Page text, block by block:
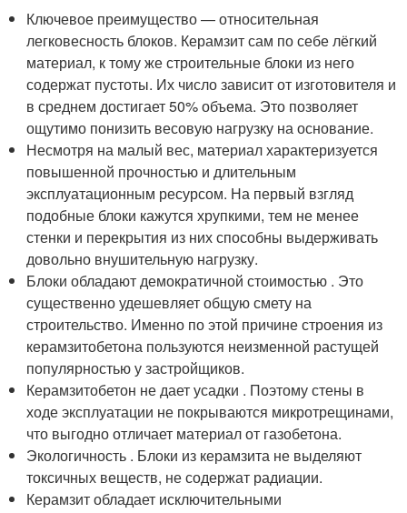
Ключевое преимущество — относительная
легковесность блоков. Керамзит сам по себе лёгкий
материал, к тому же строительные блоки из него
содержат пустоты. Их число зависит от изготовителя и
в среднем достигает 50% объема. Это позволяет
ощутимо понизить весовую нагрузку на основание.
Несмотря на малый вес, материал характеризуется
повышенной прочностью и длительным
эксплуатационным ресурсом. На первый взгляд
подобные блоки кажутся хрупкими, тем не менее
стенки и перекрытия из них способны выдерживать
довольно внушительную нагрузку.
Блоки обладают демократичной стоимостью . Это
существенно удешевляет общую смету на
строительство. Именно по этой причине строения из
керамзитобетона пользуются неизменной растущей
популярностью у застройщиков.
Керамзитобетон не дает усадки . Поэтому стены в
ходе эксплуатации не покрываются микротрещинами,
что выгодно отличает материал от газобетона.
Экологичность . Блоки из керамзита не выделяют
токсичных веществ, не содержат радиации.
Керамзит обладает исключительными